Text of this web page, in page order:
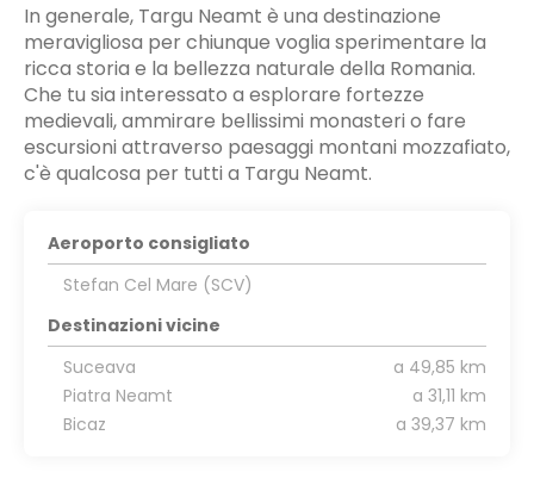
In generale, Targu Neamt è una destinazione
meravigliosa per chiunque voglia sperimentare la
ricca storia e la bellezza naturale della Romania.
Che tu sia interessato a esplorare fortezze
medievali, ammirare bellissimi monasteri o fare
escursioni attraverso paesaggi montani mozzafiato,
c'è qualcosa per tutti a Targu Neamt.
Aeroporto consigliato
Stefan Cel Mare (SCV)
Destinazioni vicine
Suceava
a 49,85 km
Piatra Neamt
a 31,11 km
Bicaz
a 39,37 km